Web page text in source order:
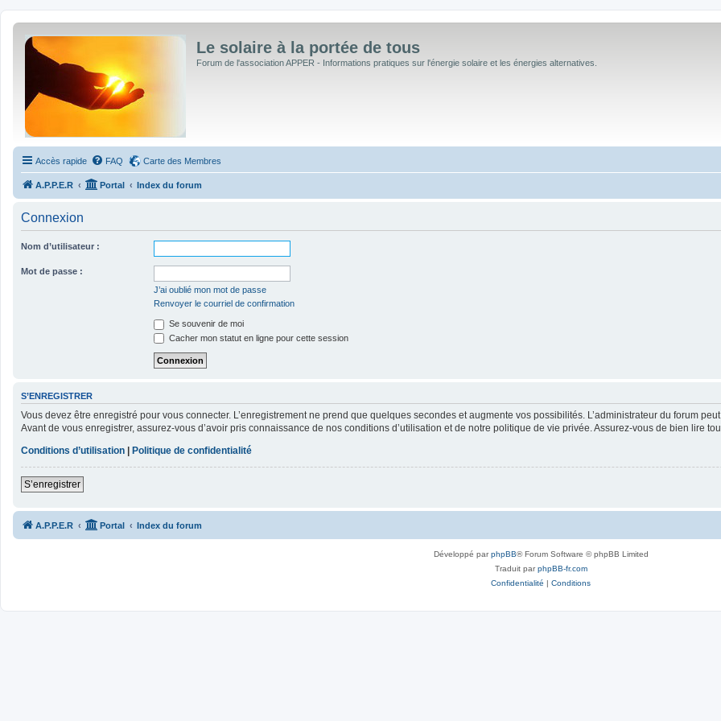
Le solaire à la portée de tous
Forum de l'association APPER - Informations pratiques sur l'énergie solaire et les énergies alternatives.
Accès rapide FAQ Carte des Membres
A.P.P.E.R Portal Index du forum
Connexion
Nom d’utilisateur :
Mot de passe :
J’ai oublié mon mot de passe
Renvoyer le courriel de confirmation
Se souvenir de moi
Cacher mon statut en ligne pour cette session
S’ENREGISTRER
Vous devez être enregistré pour vous connecter. L’enregistrement ne prend que quelques secondes et augmente vos possibilités. L’administrateur du forum
Avant de vous enregistrer, assurez-vous d’avoir pris connaissance de nos conditions d’utilisation et de notre politique de vie privée. Assurez-vous de bien lire
Conditions d’utilisation | Politique de confidentialité
S’enregistrer
A.P.P.E.R Portal Index du forum
Développé parphpBB® Forum Software © phpBB Limited
Traduit parphpBB-fr.com
Confidentialité | Conditions